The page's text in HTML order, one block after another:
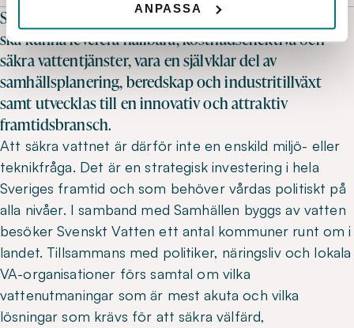
ANPASSA
Svenskt Vattens mål är att Sveriges VA-organisationer
ska kunna leverera hållbara, kostnadseffektiva och
säkra vattentjänster, vara en självklar del av
samhällsplanering, beredskap och industritillväxt
samt utvecklas till en innovativ och attraktiv
framtidsbransch.
Att säkra vattnet är därför inte en enskild miljö- eller
teknikfråga. Det är en strategisk investering i hela
Sveriges framtid och som behöver vårdas politiskt på
alla nivåer. I samband med Samhällen byggs av vatten
besöker Svenskt Vatten ett antal kommuner runt om i
landet. Tillsammans med politiker, näringsliv och lokala
VA-organisationer förs samtal om vilka
vattenutmaningar som är mest akuta och vilka
lösningar som krävs för att säkra välfärd,